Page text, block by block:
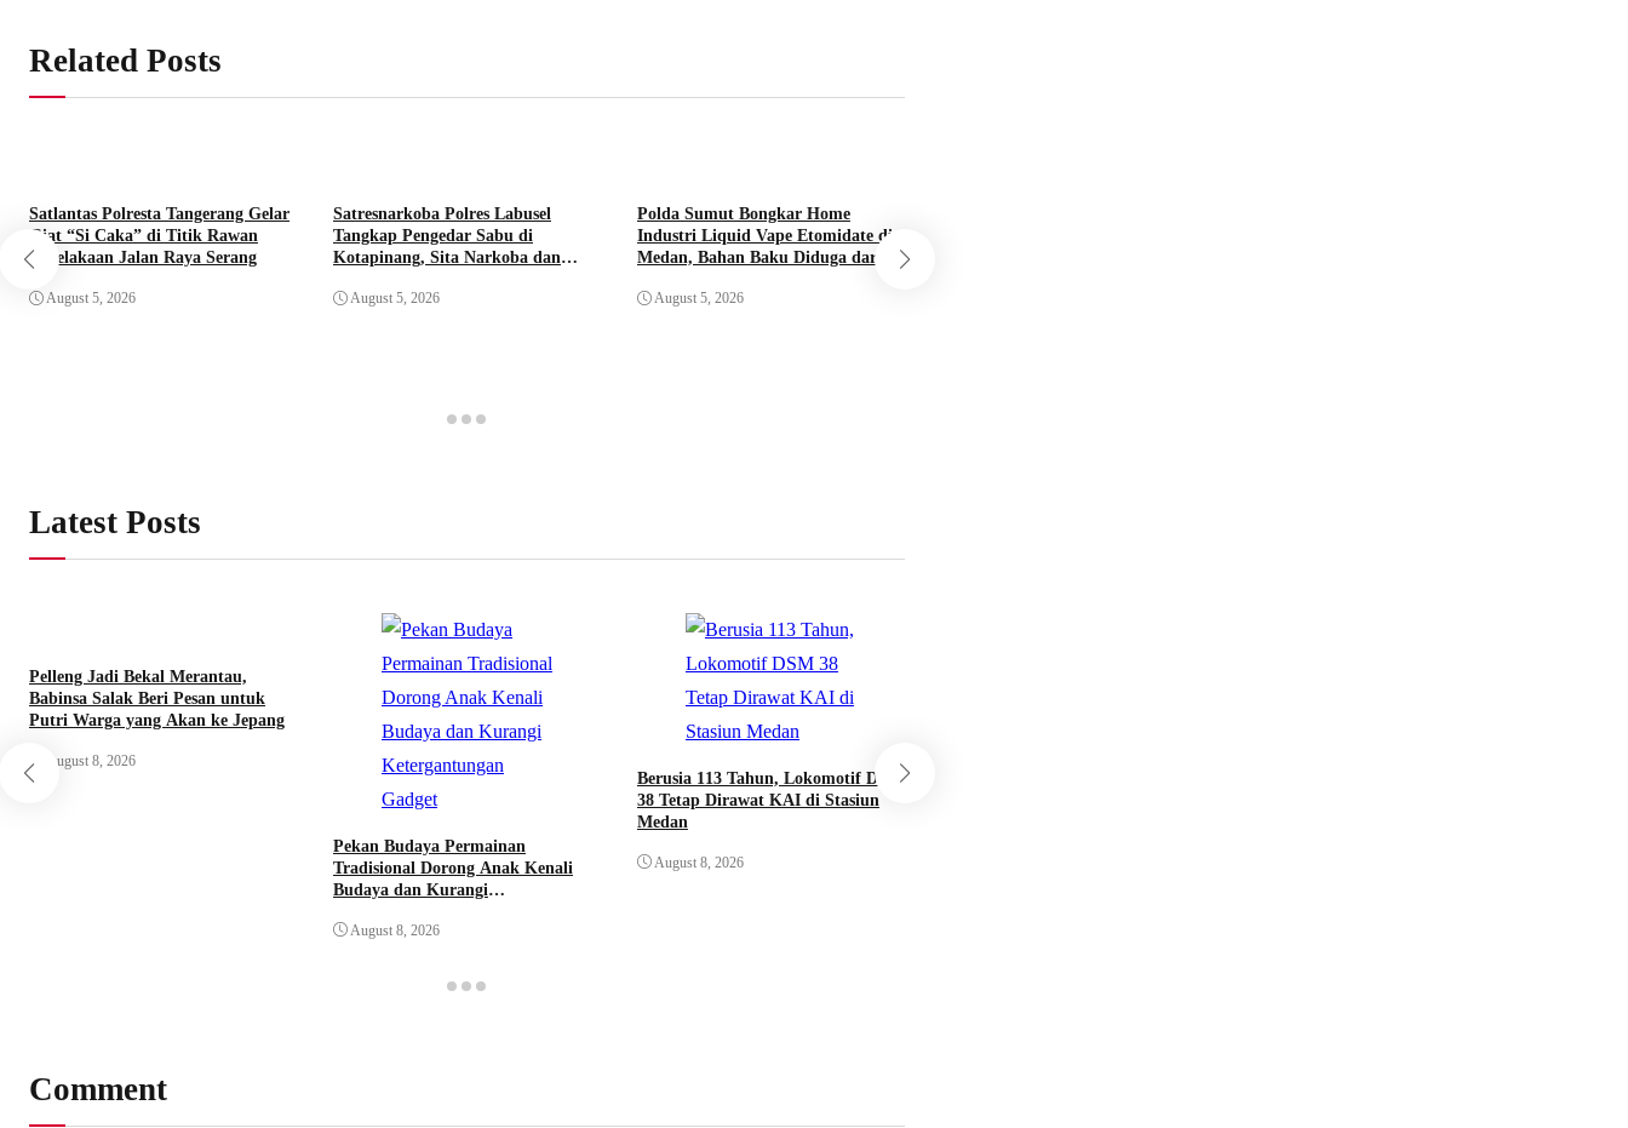
Related Posts
Satlantas Polresta Tangerang Gelar
Giat “Si Caka” di Titik Rawan
Kecelakaan Jalan Raya Serang
August 5, 2026
Satresnarkoba Polres Labusel
Tangkap Pengedar Sabu di
Kotapinang, Sita Narkoba dan
August 5, 2026
Polda Sumut Bongkar Home
Industri Liquid Vape Etomidate di
Medan, Bahan Baku Diduga dari
August 5, 2026
Latest Posts
Pelleng Jadi Bekal Merantau,
Babinsa Salak Beri Pesan untuk
Putri Warga yang Akan ke Jepang
August 8, 2026
Pekan Budaya Permainan
Tradisional Dorong Anak Kenali
Budaya dan Kurangi
August 8, 2026
Berusia 113 Tahun, Lokomotif DSM
38 Tetap Dirawat KAI di Stasiun
Medan
August 8, 2026
Comment